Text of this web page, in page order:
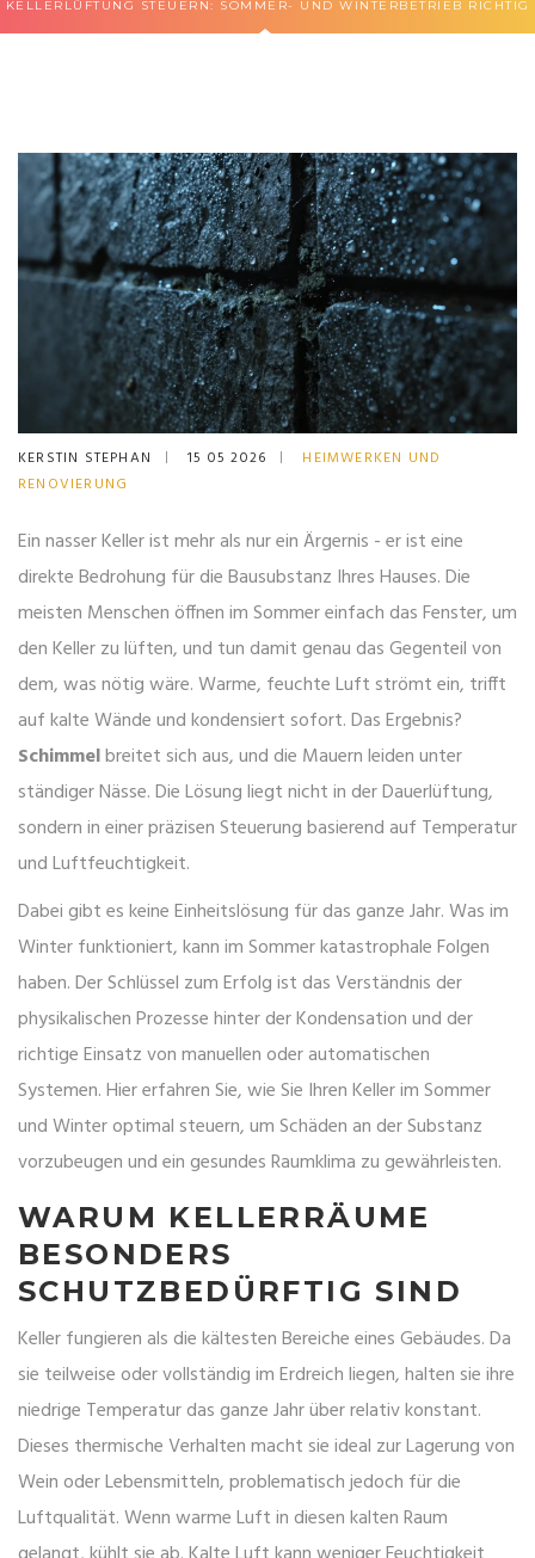
KELLERLÜFTUNG STEUERN: SOMMER- UND WINTERBETRIEB RICHTIG
KERSTIN STEPHAN 15 05 2026
HEIMWERKEN UND
RENOVIERUNG
Ein nasser Keller ist mehr als nur ein Ärgernis - er ist eine
direkte Bedrohung für die Bausubstanz Ihres Hauses. Die
meisten Menschen öffnen im Sommer einfach das Fenster, um
den Keller zu lüften, und tun damit genau das Gegenteil von
dem, was nötig wäre. Warme, feuchte Luft strömt ein, trifft
auf kalte Wände und kondensiert sofort. Das Ergebnis?
Schimmelbreitet sich aus, und die Mauern leiden unter
ständiger Nässe. Die Lösung liegt nicht in der Dauerlüftung,
sondern in einer präzisen Steuerung basierend auf Temperatur
und Luftfeuchtigkeit.
Dabei gibt es keine Einheitslösung für das ganze Jahr. Was im
Winter funktioniert, kann im Sommer katastrophale Folgen
haben. Der Schlüssel zum Erfolg ist das Verständnis der
physikalischen Prozesse hinter der Kondensation und der
richtige Einsatz von manuellen oder automatischen
Systemen. Hier erfahren Sie, wie Sie Ihren Keller im Sommer
und Winter optimal steuern, um Schäden an der Substanz
vorzubeugen und ein gesundes Raumklima zu gewährleisten.
WARUM KELLERRÄUME
BESONDERS
SCHUTZBEDÜRFTIG SIND
Keller fungieren als die kältesten Bereiche eines Gebäudes. Da
sie teilweise oder vollständig im Erdreich liegen, halten sie ihre
niedrige Temperatur das ganze Jahr über relativ konstant.
Dieses thermische Verhalten macht sie ideal zur Lagerung von
Wein oder Lebensmitteln, problematisch jedoch für die
Luftqualität. Wenn warme Luft in diesen kalten Raum